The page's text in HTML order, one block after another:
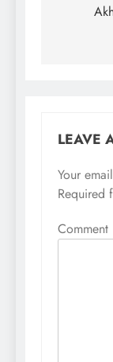
LEAVE
Your
Required
Comment